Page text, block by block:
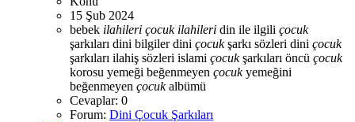
15 Şub 2024
bebek ilahileri çocuk ilahileri din ile ilgili çocuk
şarkıları dini bilgilerdini çocukşarkı sözleri dini çocuk
şarkıları ilahiş sözleri islami çocukşarkıları öncü çocuk
korosu yemeği beğenmeyen çocuk yemeğini
beğenmeyen çocukalbümü
Cevaplar: 0
Forum: Dini Çocuk Şarkıları